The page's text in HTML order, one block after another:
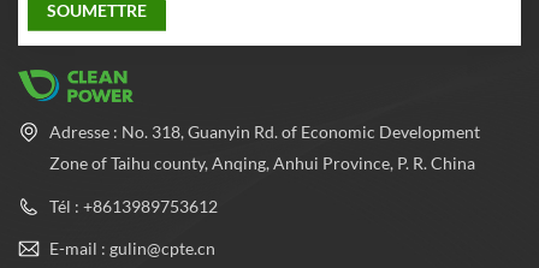
Adresse : No. 318, Guanyin Rd. of Economic Development
Zone of Taihu county, Anqing, Anhui Province, P. R. China
Tél : +8613989753612
E-mail : gulin@cpte.cn